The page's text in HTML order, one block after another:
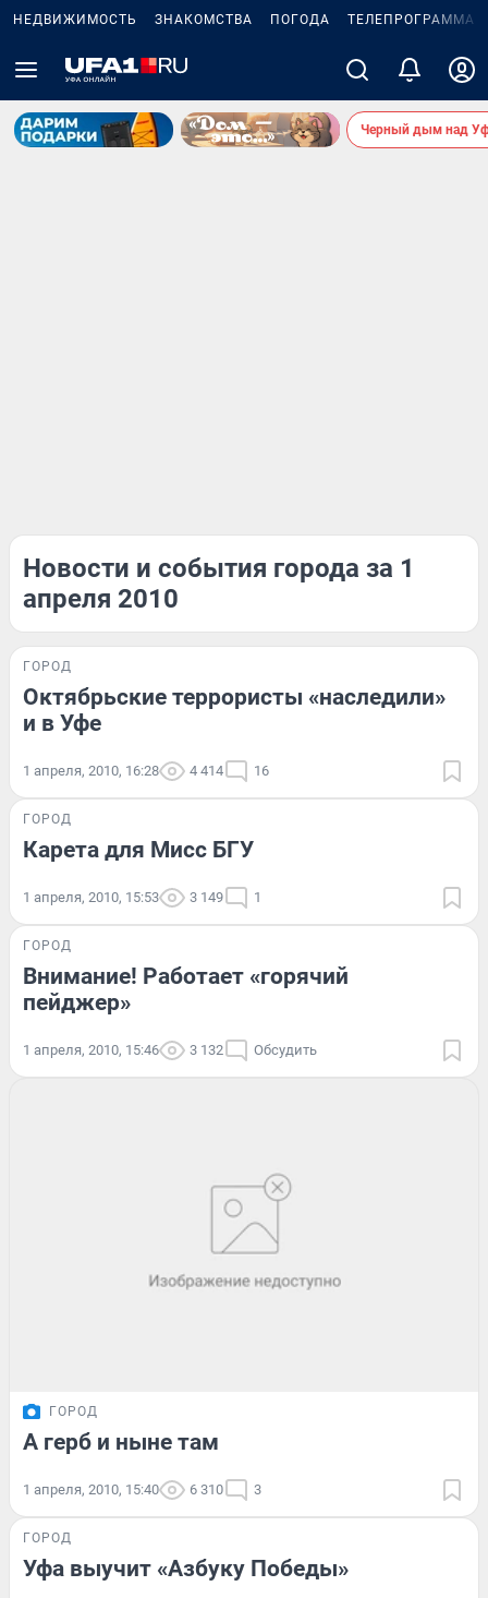
НЕДВИЖИМОСТЬ ЗНАКОМСТВА ПОГОДА ТЕЛЕПРОГРАММА
Черный дым над
Новости и события города за 1
апреля 2010
ГОРОД
Октябрьские террористы «наследили»
и в Уфе
1 апреля, 2010, 16:28 4 414 16
ГОРОД
Карета для Мисс БГУ
1 апреля, 2010, 15:53 3 149 1
ГОРОД
Внимание! Работает «горячий
пейджер»
1 апреля, 2010, 15:46 3 132 Обсудить
ГОРОД
А герб и ныне там
1 апреля, 2010, 15:40 6 310 3
ГОРОД
Уфа выучит «Азбуку Победы»